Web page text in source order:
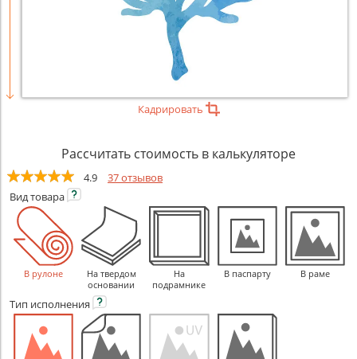
Кадрировать
Рассчитать стоимость в калькуляторе
4.9
37 отзывов
Видтовара
В рулоне
На твердом
основании
На
подрамнике
В паспарту В раме
Тип исполнения